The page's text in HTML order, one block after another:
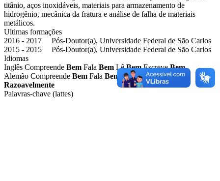
titânio, aços inoxidáveis, materiais para armazenamento de
hidrogênio, mecânica da fratura e análise de falha de materiais
metálicos.
Ultimas formações
2016 - 2017 Pós-Doutor(a), Universidade Federal de São Carlos
2015 - 2015 Pós-Doutor(a), Universidade Federal de São Carlos
Idiomas
Inglês Compreende Bem Fala Bem LêBem EscreveBem
Alemão Compreende Bem Fala Bem LêBem Escreve
Razoavelmente
Palavras-chave (lattes)